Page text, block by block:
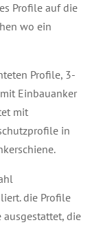
Profile auf die
wo ein
Profile, 3-
Einbauanker
mit
in
die Profile
die